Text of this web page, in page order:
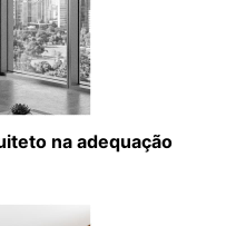
na adequação